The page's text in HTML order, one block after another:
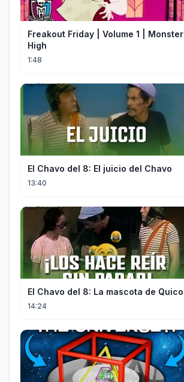
Freakout Friday | Volume 1 | Monster
High
1:48
El Chavo del 8: El juicio del Chavo
13:40
El Chavo del 8: La mascota de Quico
14:24